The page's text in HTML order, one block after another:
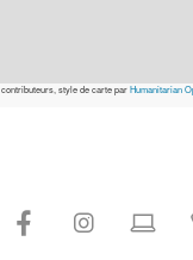
contributeurs, style de carte parHumanitarian